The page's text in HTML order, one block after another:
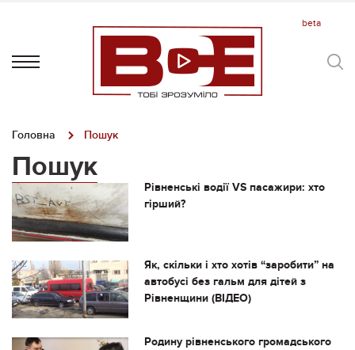
Головна Пошук
Пошук
Рівненські водії VS пасажири: хто
гірший?
Як, скільки і хто хотів “заробити” на
автобусі без гальм для дітей з
Рівненщини (ВІДЕО)
Родину рівненського громадського